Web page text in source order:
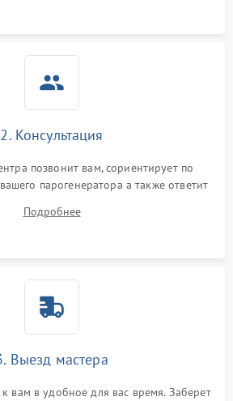
2. Консультация
позвонит вам, сориентирует по
парогенератора а также ответит
Подробнее
Выезд мастера
вам в удобное для вас время. Заберет